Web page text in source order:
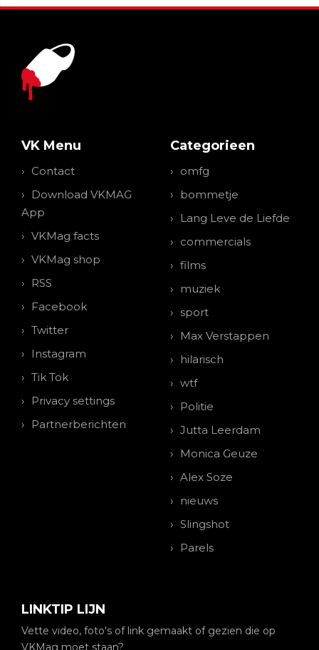
VK Menu
Contact
Download VKMAG
App
VKMag facts
VKMag shop
RSS
Facebook
Twitter
Instagram
Tik Tok
Privacy settings
Partnerberichten
Categorieen
omfg
bommetje
Lang Leve de Liefde
commercials
films
muziek
sport
Max Verstappen
hilarisch
wtf
Politie
Jutta Leerdam
Monica Geuze
Alex Soze
nieuws
Slingshot
Parels
LINKTIP LIJN
Vette video, foto's of link gemaakt of gezien die op
VKMag moet staan?